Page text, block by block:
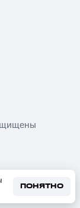
ПОНЯТНО